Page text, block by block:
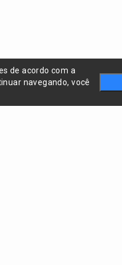
de acordo com a
navegando, você